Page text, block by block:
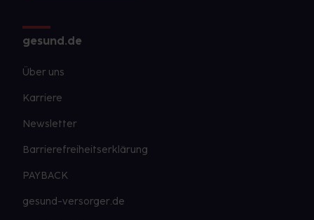
gesund.de
Über uns
Karriere
Newsletter
Barrierefreiheitserklärung
PAYBACK
gesund-versorger.de